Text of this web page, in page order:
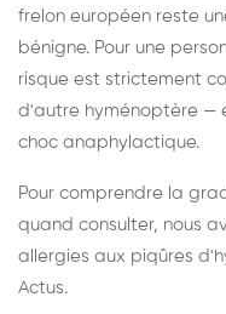
frelon européen reste
bénigne. Pour une
risque est strictement
d'autre hyménoptère —
choc anaphylactique.
Pour comprendre la
quand consulter, nous
allergies aux piqûres
Actus.